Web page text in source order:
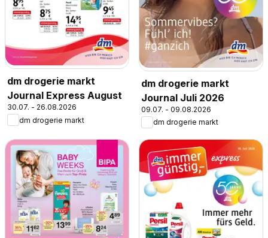
dm drogerie markt
Journal Express August
30.07. - 26.08.2026
dm drogerie markt
dm drogerie markt
Journal Juli 2026
09.07. - 09.08.2026
dm drogerie markt